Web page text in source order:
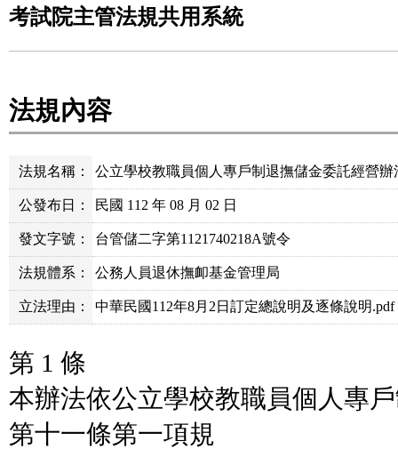
考試院主管法規共用系統
法規內容
法規名稱： 公立學校教職員個人專戶制退撫儲金委託經營辦
公發布日： 民國 112 年 08 月 02 日
發文字號： 台管儲二字第1121740218A號令
法規體系： 公務人員退休撫卹基金管理局
立法理由： 中華民國112年8月2日訂定總說明及逐條說明.pdf
第 1 條
本辦法依公立學校教職員個人專
第十一條第一項規